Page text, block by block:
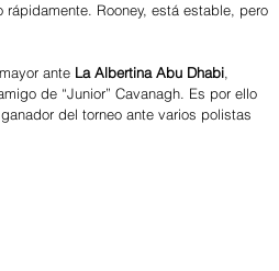
Rooney, está estable, pero
ante La Albertina Abu Dhabi,
de “Junior” Cavanagh. Es por ello
del torneo ante varios polistas